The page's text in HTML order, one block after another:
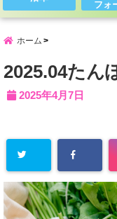
フォ
ホーム
2025.04たん
2025年4月7日